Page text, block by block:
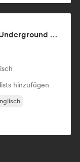
Boom Bap Generation 💥 Underground Hip-Hop, East Coast & Jazz Rap
hinzufügen